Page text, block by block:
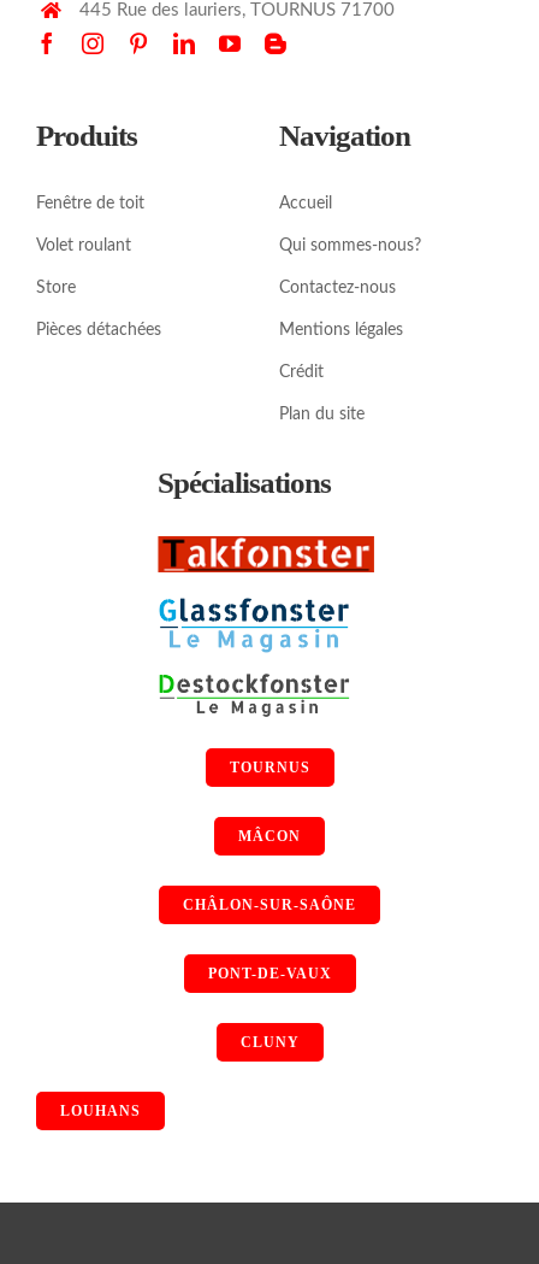
445 Rue des lauriers, TOURNUS 71700
Produits
Fenêtre de toit
Volet roulant
Store
Pièces détachées
Navigation
Accueil
Qui sommes-nous?
Contactez-nous
Mentions légales
Crédit
Plan du site
Spécialisations
TOURNUS
MÂCON
CHÂLON-SUR-SAÔNE
PONT-DE-VAUX
CLUNY
LOUHANS